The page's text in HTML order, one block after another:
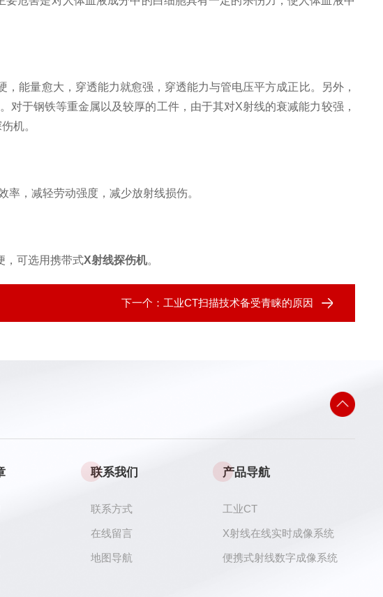
，能量愈大，穿透能力就愈强，穿透能力与管电压平方成正比。另外，
于钢铁等重金属以及较厚的工件，由于其对X射线的衰减能力较强，
机。
，减轻劳动强度，减少放射线损伤。
可选用携带式X射线探伤机。
下一个： 工业CT扫描技术备受青睐的原因
联系我们
联系方式
在线留言
地图导航
产品导航
工业CT
X射线在线实时成像系统
便携式射线数字成像系统